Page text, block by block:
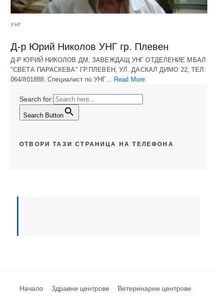
УНГ
Д-р Юрий Николов УНГ гр. Плевен
Д-Р ЮРИЙ НИКОЛОВ ДМ, ЗАВЕЖДАЩ УНГ ОТДЕЛЕНИЕ МБАЛ
"СВЕТА ПАРАСКЕВА" ГР.ПЛЕВЕН, УЛ. ДАСКАЛ ДИМО 22, ТЕЛ:
064/801888: Специалист по УНГ… Read More
Search for:
Search Button
ОТВОРИ ТАЗИ СТРАНИЦА НА ТЕЛЕФОНА
Начало Здравни центрове Ветеринарни центрове